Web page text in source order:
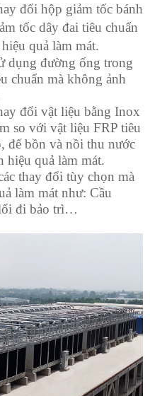
đổi hộp giảm tốc bánh
tốc dây đai tiêu chuẩn
quả làm mát.
dụng đường ống trong
chuẩn mà không ảnh
đổi vật liệu bằng Inox
so với vật liệu FRP tiêu
đế bồn và nồi thu nước
hiệu quả làm mát.
thay đổi tùy chọn mà
làm mát như: Cầu
đi bảo trì…